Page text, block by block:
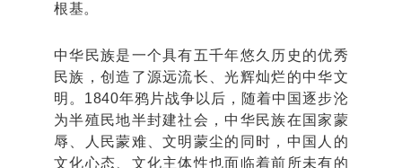
根基。
中华民族是一个具有五千年悠久历史的优秀
民族，创造了源远流长、光辉灿烂的中华文
明。1840年鸦片战争以后，随着中国逐步沦
为半殖民地半封建社会，中华民族在国家蒙
辱、人民蒙难、文明蒙尘的同时，中国人的
文化心态、文化主体性也面临着前所未有的